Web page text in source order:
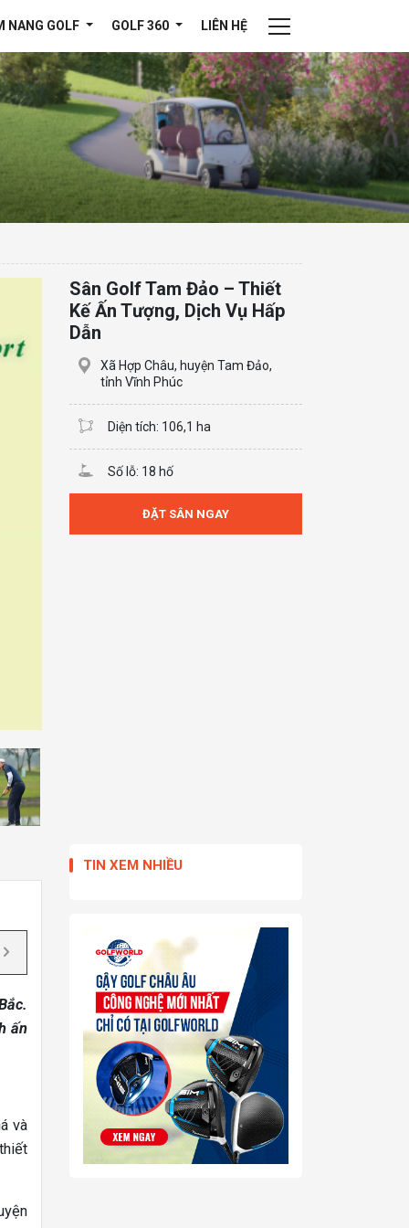
NANG GOLF GOLF 360 LIÊN HỆ
Sân Golf Tam Đảo – Thiết
Kế Ấn Tượng, Dịch Vụ Hấp
Dẫn
Xã Hợp Châu, huyện Tam Đảo,
tỉnh Vĩnh Phúc
Diện tích: 106,1 ha
Số lỗ: 18 hố
ĐẶT SÂN NGAY
ấn
và
TIN XEM NHIỀU